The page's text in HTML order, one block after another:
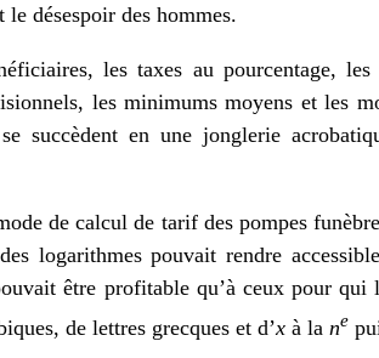
désespoir des hommes.
les taxes au pourcentage, les
les minimums moyens et les
succèdent en une jonglerie
de calcul de tarif des pompes
logarithmes pouvait rendre
être profitable qu’à ceux pour qui
de lettres grecques et d’x à la ne